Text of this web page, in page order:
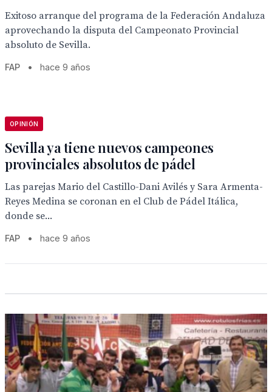
Exitoso arranque del programa de la Federación Andaluza
aprovechando la disputa del Campeonato Provincial
absoluto de Sevilla.
FAP • hace 9 años
OPINIÓN
Sevilla ya tiene nuevos campeones
provinciales absolutos de pádel
Las parejas Mario del Castillo-Dani Avilés y Sara Armenta-
Reyes Medina se coronan en el Club de Pádel Itálica,
donde se...
FAP • hace 9 años